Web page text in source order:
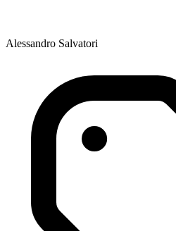
Alessandro Salvatori